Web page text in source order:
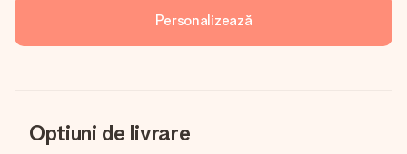
Personalizează
Optiuni de livrare